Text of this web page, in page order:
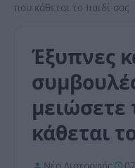
που κάθεται το παιδί σας
Έξυπνες
μειώσετε
κάθεται